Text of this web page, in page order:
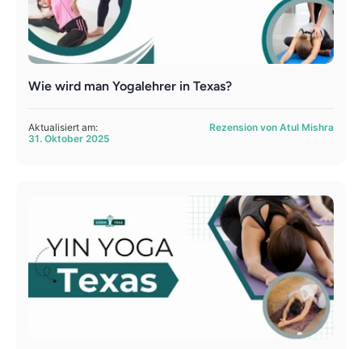
Wie wird man Yogalehrer in Texas?
Aktualisiert am:
31. Oktober 2025
Rezension von Atul Mishra